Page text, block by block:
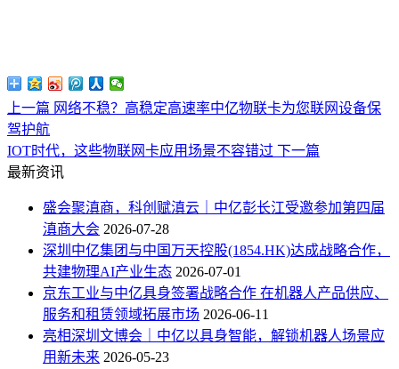
上一篇 网络不稳？高稳定高速率中亿物联卡为您联网设备保
驾护航
IOT时代，这些物联网卡应用场景不容错过 下一篇
最新资讯
盛会聚滇商，科创赋滇云｜中亿彭长江受邀参加第四届
滇商大会 2026-07-28
深圳中亿集团与中国万天控股(1854.HK)达成战略合作，
共建物理AI产业生态 2026-07-01
京东工业与中亿具身签署战略合作 在机器人产品供应、
服务和租赁领域拓展市场 2026-06-11
亮相深圳文博会｜中亿以具身智能，解锁机器人场景应
用新未来 2026-05-23